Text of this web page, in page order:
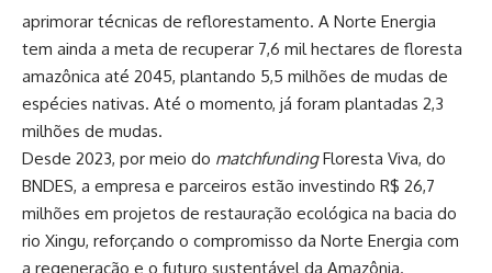
aprimorar técnicas de reflorestamento. A Norte Energia
tem ainda a meta de recuperar 7,6 mil hectares de floresta
amazônica até 2045, plantando 5,5 milhões de mudas de
espécies nativas. Até o momento, já foram plantadas 2,3
milhões de mudas.
Desde 2023, por meio do matchfundingFloresta Viva, do
BNDES, a empresa e parceiros estão investindo R$ 26,7
milhões em projetos de restauração ecológica na bacia do
rio Xingu, reforçando o compromisso da Norte Energia com
a regeneração e o futuro sustentável da Amazônia.